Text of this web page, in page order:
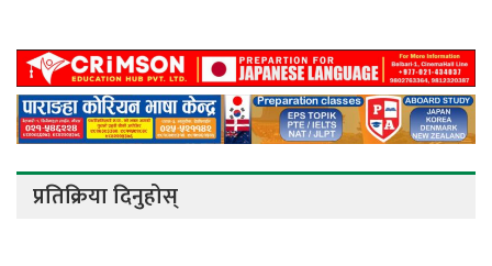
प्रतिक्रिया दिनुहोस्